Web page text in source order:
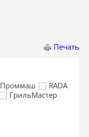
Печать
Проммаш
RADA
ГрильМастер